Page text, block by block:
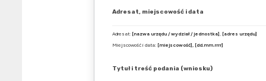
Adresat, miejscowość i data
Adresat: [nazwa urzędu / wydział / jednostka] [adres urzędu]
Miejscowość i data: [miejscowość], [dd.mm.rrrr]
Tytuł i treść podania (wniosku)